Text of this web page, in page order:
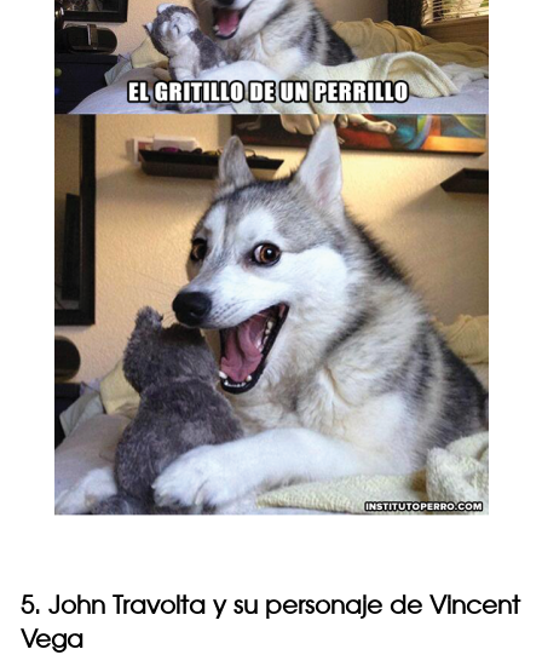
5. John Travolta y su personaje de Vincent
Vega